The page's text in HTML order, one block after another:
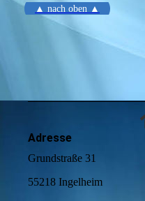
▲ nach oben ▲
Adresse
Grundstraße 31
55218 Ingelheim